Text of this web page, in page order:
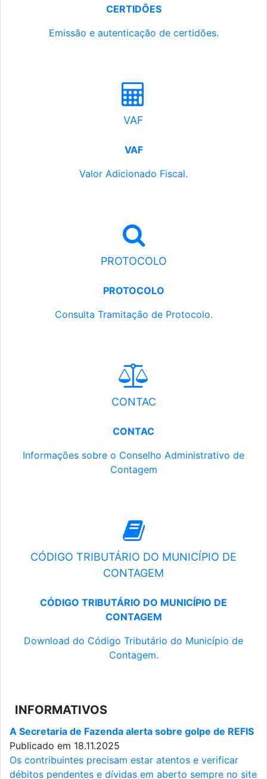
CERTIDÕES
Emissão e autenticação de certidões.
VAF
VAF
Valor Adicionado Fiscal.
PROTOCOLO
PROTOCOLO
Consulta Tramitação de Protocolo.
CONTAC
CONTAC
Informações sobre o Conselho Administrativo de
Contagem
CÓDIGO TRIBUTÁRIO DO MUNICÍPIO DE
CONTAGEM
CÓDIGO TRIBUTÁRIO DO MUNICÍPIO DE
CONTAGEM
Download do Código Tributário do Município de
Contagem.
INFORMATIVOS
A Secretaria de Fazenda alerta sobre golpe de REFIS
Publicado em 18.11.2025
Os contribuintes precisam estar atentos e verificar
débitos pendentes e dívidas em aberto sempre no site